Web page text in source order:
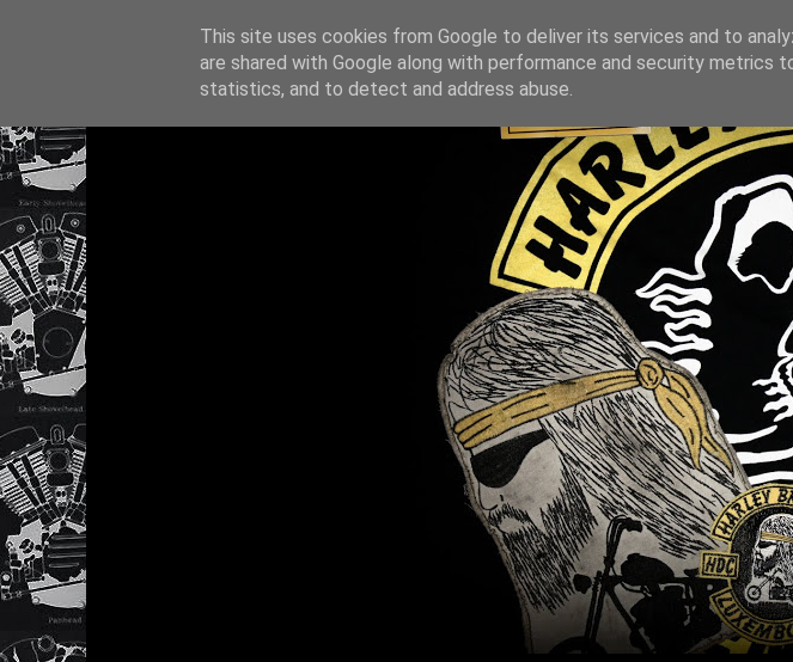
This site uses cookies from Google to deliver its services and to
are shared with Google along with performance and security metrics
statistics, and to detect and address abuse.